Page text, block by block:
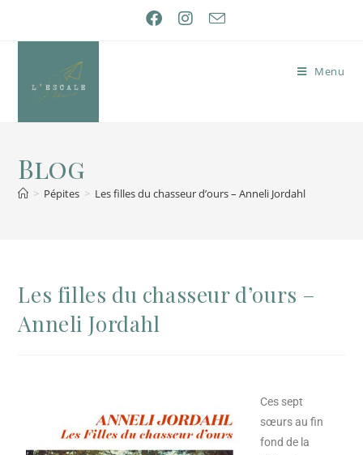
Menu
Blog
> Pépites > Les filles du chasseur d’ours – Anneli Jordahl
Les filles du chasseur d’ours –
Anneli Jordahl
Ces sept
sœurs au fin
fond de la